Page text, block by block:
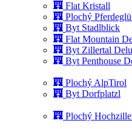
Flat Kristall
Plochý
Byt Stadlblick
Flat Mountain
Byt Zillertal
Byt Penthouse
Plochý AlpTirol
Byt Dorfplatzl
Plochý